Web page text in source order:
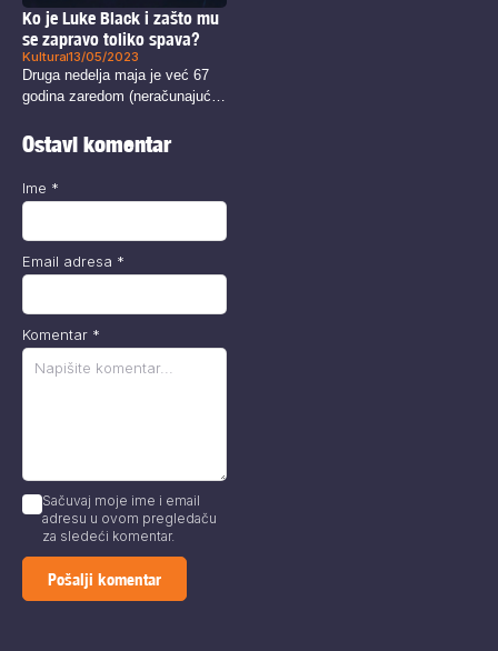
Ko je Luke Black i zašto mu
se zapravo toliko spava?
Kultura13/05/2023
Druga nedelja maja je već 67
godina zaredom (neračunajući
Ostavi komentar
Komentar *
Ime *
Email adresa *
Sačuvaj moje ime i email
adresu u ovom pregledaču
za sledeći komentar.